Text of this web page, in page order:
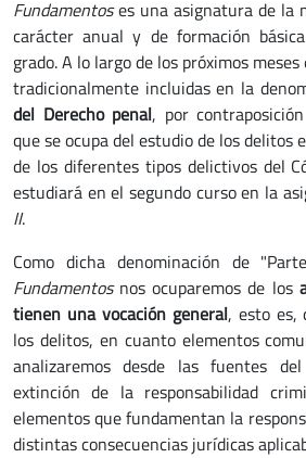
Fundamentoses una asignatura de la
carácter anual y de formación
grado. A lo largo de los próximos
tradicionalmente incluidas en la
del Derecho penal, por
que se ocupa del estudio de los delitos
de los diferentes tipos delictivos del
estudiará en el segundo curso en la
II.
Como dicha denominación de
Fundamentosnos ocuparemos de los
tienen una vocación general, esto es,
los delitos, en cuanto elementos
analizaremos desde las fuentes
extinción de la responsabilidad
elementos que fundamentan la
distintas consecuencias jurídicas